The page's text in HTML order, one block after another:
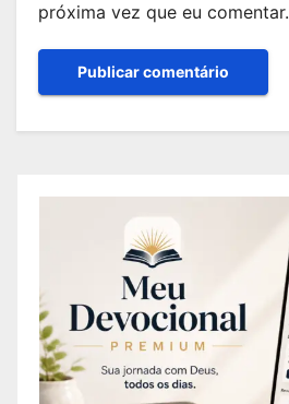
próxima vez que eu comentar.